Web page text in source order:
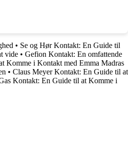
• Se og Hør Kontakt: En Guide til
vide • Gefion Kontakt: En omfattende
Komme i Kontakt med Emma Madras
• Claus Meyer Kontakt: En Guide til at
Kontakt: En Guide til at Komme i